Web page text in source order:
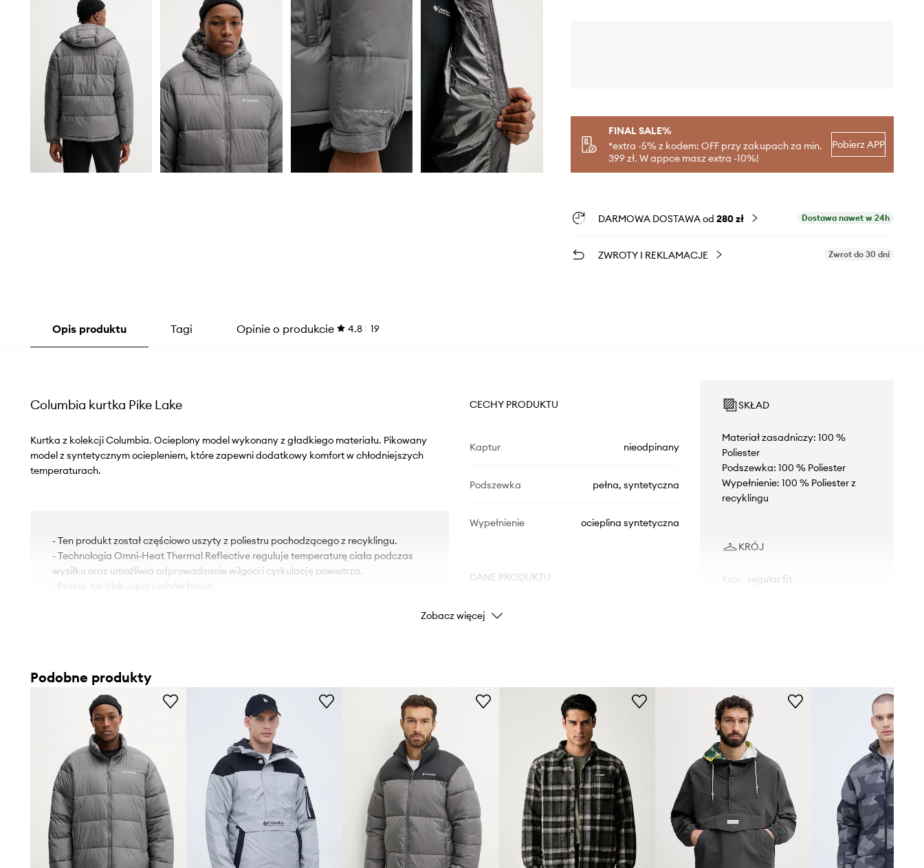
FINAL SALE%
*extra -5% z kodem: OFF przy zakupach za min.
399 zł. W appce masz extra -10%!
Pobierz APP
DARMOWA DOSTAWA od 280 zł Dostawa nawet w 24h
ZWROTY I REKLAMACJE Zwrot do 30 dni
Opis produktu Tagi Opinie o produkcie 4.8 19
Columbia kurtka Pike Lake
Kurtka z kolekcji Columbia. Ocieplony model wykonany z gładkiego materiału. Pikowany
model z syntetycznym ociepleniem, które zapewni dodatkowy komfort w chłodniejszych
temperaturach.
- Ten produkt został częściowo uszyty z poliestru pochodzącego z recyklingu.
- Technologia Omni-Heat Thermal Reflective reguluje temperaturę ciała podczas
wysiłku oraz umożliwia odprowadzanie wilgoci i cyrkulację powietrza.
- Prosty, nie blokujący ruchów fason.
- Dwie wsuwane i zapinane na suwak kieszenie boczne.
- Dodatkowa kieszeń wewnętrzna pozwala na bezpieczne przechowywanie
drobiazgów.
- Długość rękawa: 68 cm.
- Długość: 69 cm.
- Szerokość pod pachami: 60 cm.
- Wymiary podane dla rozmiaru: M.
CECHY PRODUKTU
Kaptur nieodpinany
Podszewka pełna, syntetyczna
Wypełnienie ocieplina syntetyczna
DANE PRODUKTU
Kod producenta
Kolor
ID Produktu
SKŁAD
Materiał zasadniczy: 100 %
Poliester
Podszewka: 100 % Poliester
Wypełnienie: 100 % Poliester z
recyklingu
KRÓJ
Krój regular fit
Tabela rozmiarów
Zobacz więcej
Podobne produkty